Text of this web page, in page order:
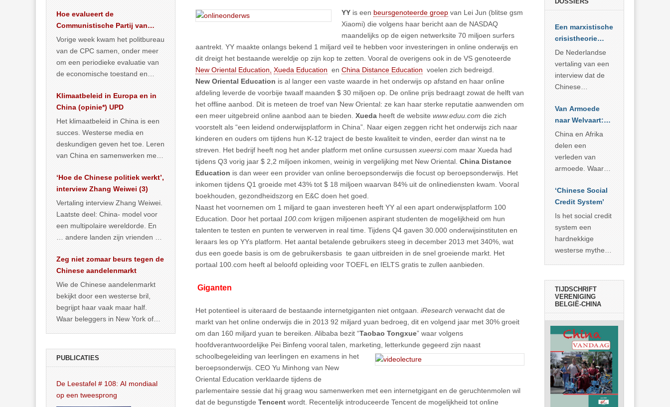
YY is een beursgenoteerde groep van Lei Jun (blitse gsm
Xiaomi) die volgens haar bericht aan de NASDAQ
maandelijks op de eigen netwerksite 70 miljoen surfers
aantrekt. YY maakte onlangs bekend 1 miljard veil te hebben voor investeringen in online onderwijs en
dit dreigt het bestaande wereldje op zijn kop te zetten. Vooral de overigens ook in de VS genoteerde
New Oriental Education, Xueda Education en China Distance Education voelen zich bedreigd.
New Oriental Education is al langer een vaste waarde in het onderwijs op afstand en haar online
afdeling leverde de voorbije twaalf maanden $ 30 miljoen op. De online prijs bedraagt zowat de helft van
het offline aanbod. Dit is meteen de troef van New Oriental: ze kan haar sterke reputatie aanwenden om
een meer uitgebreid online aanbod aan te bieden. Xueda heeft de website www.eduu.com die zich
voorstelt als “een leidend onderwijsplatform in China”. Naar eigen zeggen richt het onderwijs zich naar
kinderen en ouders om tijdens hun K-12 traject de beste kwaliteit te vinden, eerder dan winst na te
streven. Het bedrijf heeft nog het ander platform met online cursussen xueersi.com maar Xueda had
tijdens Q3 vorig jaar $ 2,2 miljoen inkomen, weinig in vergelijking met New Oriental. China Distance
Education is dan weer een provider van online beroepsonderwijs die focust op beroepsonderwijs. Het
inkomen tijdens Q1 groeide met 43% tot $ 18 miljoen waarvan 84% uit de onlinediensten kwam. Vooral
boekhouden, gezondheidszorg en E&C doen het goed.
Naast het voornemen om 1 miljard te gaan investeren heeft YY al een apart onderwijsplatform 100
Education. Door het portaal 100.com krijgen miljoenen aspirant studenten de mogelijkheid om hun
talenten te testen en punten te verwerven in real time. Tijdens Q4 gaven 30.000 onderwijsinstituten en
leraars les op YYs platform. Het aantal betalende gebruikers steeg in december 2013 met 340%, wat
dus een goede basis is om de gebruikersbasis te gaan uitbreiden in de snel groeiende markt. Het
portaal 100.com heeft al beloofd opleiding voor TOEFL en IELTS gratis te zullen aanbieden.
Giganten
Het potentieel is uiteraard de bestaande internetgiganten niet ontgaan. iResearch verwacht dat de
markt van het online onderwijs die in 2013 92 miljard yuan bedroeg, dit en volgend jaar met 30% groeit
om dan 160 miljard yuan te bereiken. Alibaba bezit “Taobao Tongxue” waar volgens
hoofdverantwoordelijke Pei Binfeng vooral talen, marketing, letterkunde gegeerd zijn naast
schoolbegeleiding van leerlingen en examens in het
beroepsonderwijs. CEO Yu Minhong van New
Oriental Education verklaarde tijdens de
parlementaire sessie dat hij graag wou samenwerken met een internetgigant en de geruchtenmolen wil
dat de begunstigde Tencent wordt. Recentelijk introduceerde Tencent de mogelijkheid tot online
vergroening… >> lees meer
Hoe evalueert de
Communistische Partij van
China de economische
situatie?
Vorige week kwam het politbureau
van de CPC samen, onder meer
om een periodieke evaluatie van
de economische toestand en
publiceerden… >> lees meer
Klimaatbeleid in Europa en in
China (opinie*) UPD
Het klimaatbeleid in China is een
succes. Westerse media en
deskundigen geven het toe. Leren
van China en samenwerken met
… >> lees meer
‘Hoe de Chinese politiek werkt’,
interview Zhang Weiwei (3)
Vertaling interview Zhang Weiwei.
Laatste deel: China- model voor
een multipolaire wereldorde. En
… andere landen zijn vrienden of
Zeg niet zomaar beurs tegen de
Chinese aandelenmarkt
Wie de Chinese aandelenmarkt
bekijkt door een westerse bril,
begrijpt haar vaak maar half.
Waar beleggers in New York of
PUBLICATIES
De Leestafel # 108: AI mondiaal
op een tweesprong
Een marxistische
crisistheorie
voor vandaag
De Nederlandse
vertaling van een
interview dat de
Chinese
Sociale
Wetenschappen
afnam van de
Britse
marxistische
econoom Michael
zien dat
… >> lees meer
Van Armoede
naar Welvaart:
Wat Afrika kan
leren van
China’s
economisch
China en Afrika
delen een
verleden van
armoede. Waar
voorbije veertig
jaar in slaagde
meer dan 800
miljoen mensen
uit de armoede
… >> lees meer
‘Chinese Social
Credit System’
Is het social credit
system een
hardnekkige
westerse mythe of
TIJDSCHRIFT
VERENIGING
BELGIË-CHINA